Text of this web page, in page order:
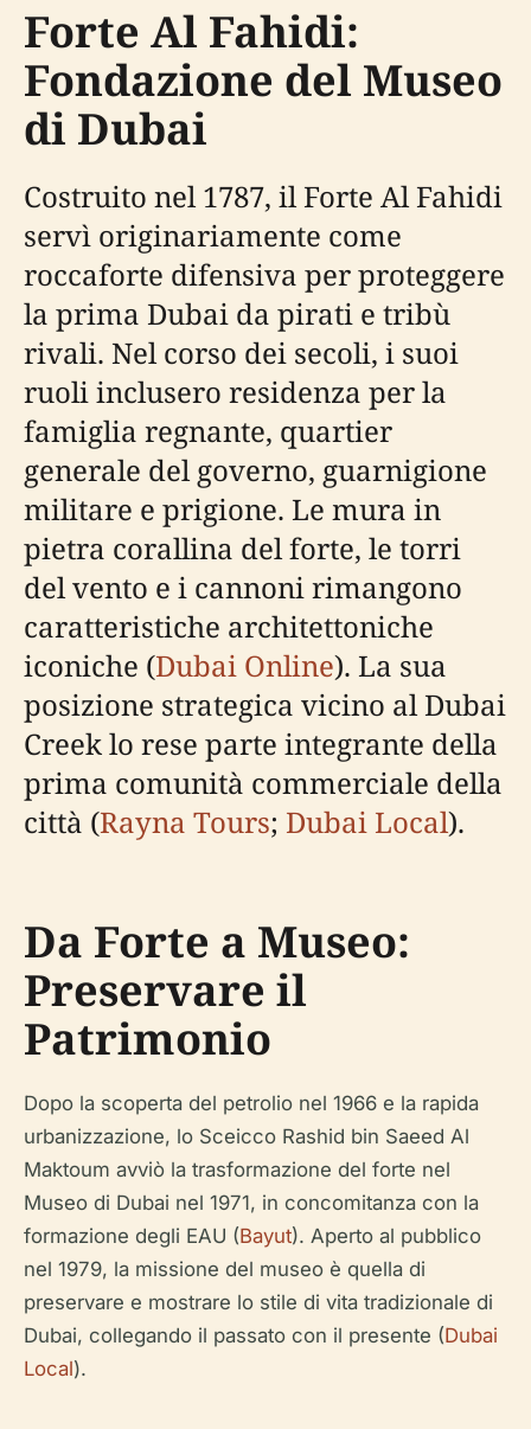
Forte Al Fahidi:
Fondazione del Museo
di Dubai
Costruito nel 1787, il Forte Al Fahidi
servì originariamente come
roccaforte difensiva per proteggere
la prima Dubai da pirati e tribù
rivali. Nel corso dei secoli, i suoi
ruoli inclusero residenza per la
famiglia regnante, quartier
generale del governo, guarnigione
militare e prigione. Le mura in
pietra corallina del forte, le torri
del vento e i cannoni rimangono
caratteristiche architettoniche
iconiche (Dubai Online). La sua
posizione strategica vicino al Dubai
Creek lo rese parte integrante della
prima comunità commerciale della
città (Rayna Tours; Dubai Local).
Da Forte a Museo:
Preservare il
Patrimonio
Dopo la scoperta del petrolio nel 1966 e la rapida
urbanizzazione, lo Sceicco Rashid bin Saeed Al
Maktoum avviò la trasformazione del forte nel
Museo di Dubai nel 1971, in concomitanza con la
formazione degli EAU (Bayut). Aperto al pubblico
nel 1979, la missione del museo è quella di
preservare e mostrare lo stile di vita tradizionale di
Dubai, collegando il passato con il presente (Dubai
Local).